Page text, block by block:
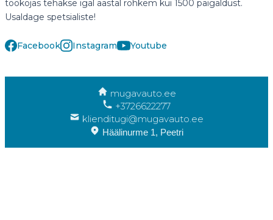
töökojas tehakse igal aastal rohkem kui 1500 paigaldust.
Usaldage spetsialiste!
Facebook Instagram Youtube
mugavauto.ee
+3726622277
klienditugi@mugavauto.ee
Häälinurme 1, Peetri